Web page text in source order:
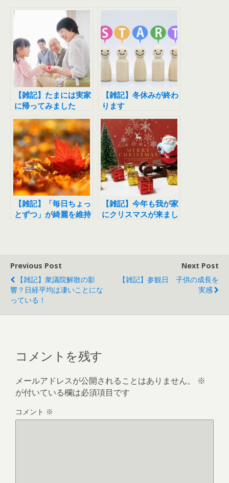
【雑記】たまには実家
に帰ってみました
【雑記】冬休みが終わ
ります
【雑記】「毎日ちょっ
とずつ」が綺麗を維持
【雑記】今年も我が家
にクリスマスが来まし
Previous Post
【雑記】衆議院解散の影
響？日経平均は凄いことにな
っている！
Next Post
【雑記】参観日 子供の成長を
実感
コメントを残す
メールアドレスが公開されることはありません。
※
が付いている欄は必須項目です
コメント ※